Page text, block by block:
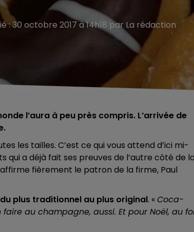
: 30 octobre 2017 à 14h18 par La rédaction
l’aura à peu près compris. L’arrivée de
les tailles. C’est ce qui vous attend d’ici mi-
qui a déjà fait ses preuves de l’autre côté de la
affirme fièrement le patron de la firme, Paul
plus traditionnel au plus original. «Coca-
au champagne, aussi. Et pour Noël, au